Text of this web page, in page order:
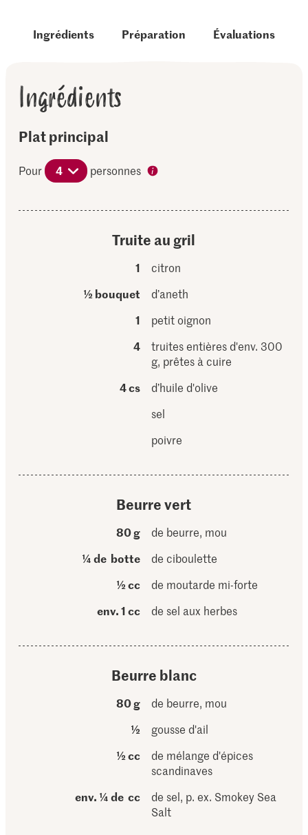
Ingrédients Préparation Évaluations
Ingrédients
Plat principal
Pour 4 personnes
Truite au gril
1
citron
½ bouquet
d’aneth
1
petit oignon
4
truites entières d'env. 300
g, prêtes à cuire
4 cs
d’huile d'olive
sel
poivre
Beurre vert
80 g
de beurre, mou
¼ de botte
de ciboulette
½ cc
de moutarde mi-forte
env. 1 cc
de sel aux herbes
Beurre blanc
80 g
de beurre, mou
½
gousse d'ail
½ cc
de mélange d'épices
scandinaves
env. ¼ de cc
de sel, p. ex. Smokey Sea
Salt